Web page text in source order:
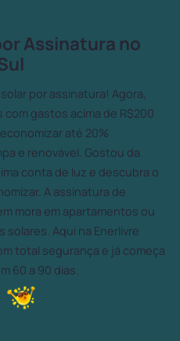
Assinatura no
por assinatura! Agora,
gastos acima de R$200
até 20%
e renovável. Gostou da
conta de luz e descubra o
A assinatura de
mora em apartamentos ou
solares. Aqui na Enerlivre
total segurança e já começa
60 a 90 dias.